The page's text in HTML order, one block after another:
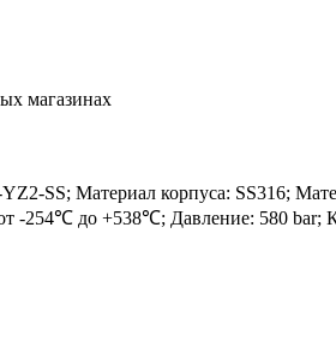
магазинах
Материал корпуса: SS316;
-254℃ до +538℃; Давление: 580 bar;